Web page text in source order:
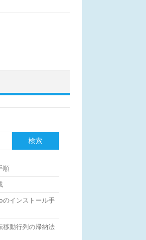
検索
順
のインストール手
移動行列の帰納法